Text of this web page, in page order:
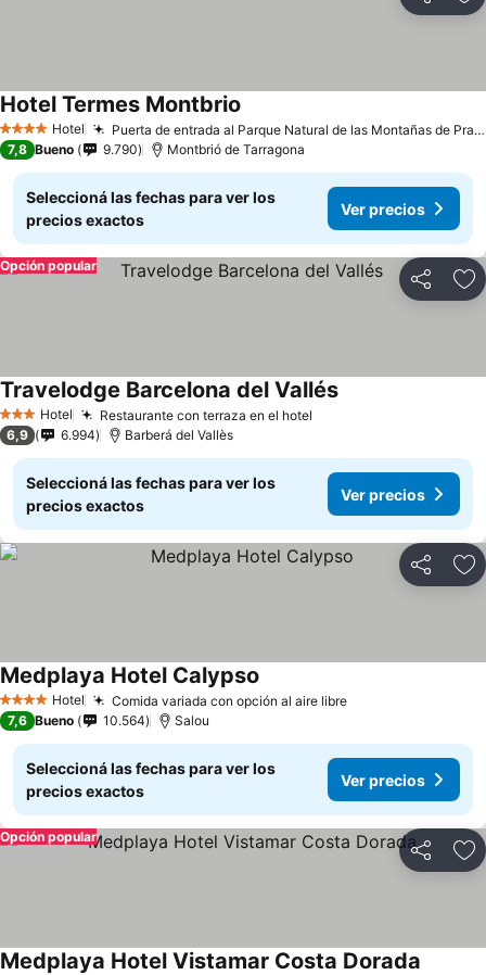
4 EstrellasHotel Puerta de entrada al Parque Natural de las Montañas de Prades
Hotel Termes Montbrio
7,8 Bueno 9.790 Montbrió de Tarragona
Seleccioná las fechas para ver los
precios exactos
Ver precios
Compartir
Opción popular
3 Estrellas
Hotel Restaurante con terraza en el hotel
Travelodge Barcelona del Vallés
6,9 6.994 Barberá del Vallès
Seleccioná las fechas para ver los
precios exactos
Ver precios
Compartir
4 EstrellasHotel Comida variada con opción al aire libre
Medplaya Hotel Calypso
7,6 Bueno 10.564 Salou
Seleccioná las fechas para ver los
precios exactos
Ver precios
Compartir
Opción popular
Medplaya Hotel Vistamar Costa Dorada